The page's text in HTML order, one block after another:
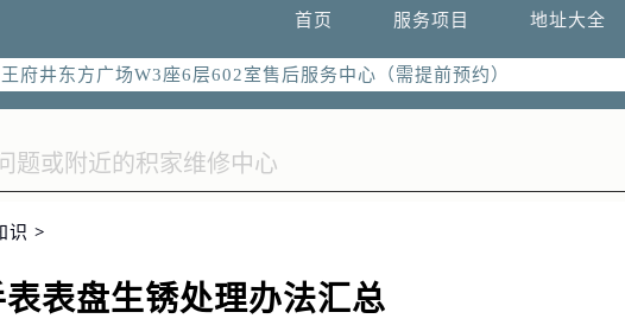
首页 服务项目 地址大全
甲6号华熙国际中心写字楼D座11层1102室（需提前预约）
府井东方广场W3座6层602室售后服务中心（需提前预约）
识 >
表盘生锈处理办法汇总